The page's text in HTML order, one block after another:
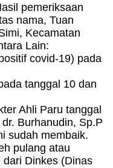
pemeriksaan
nama, Tuan
Kecamatan
Lain:
covid-19) pada
tanggal 10 dan
Ahli Paru tanggal
Burhanudin, Sp.P
sudah membaik.
pulang atau
Dinkes (Dinas